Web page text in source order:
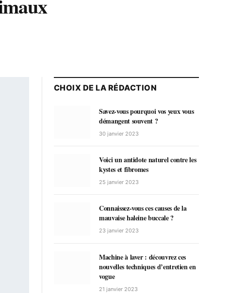
CHOIX DE LA RÉDACTION
Savez-vous pourquoi vos yeux vous
démangent souvent ?
30 janvier 2023
Voici un antidote naturel contre les
kystes et fibromes
25 janvier 2023
Connaissez-vous ces causes de la
mauvaise haleine buccale ?
23 janvier 2023
Machine à laver : découvrez ces
nouvelles techniques d’entretien en
vogue
21 janvier 2023